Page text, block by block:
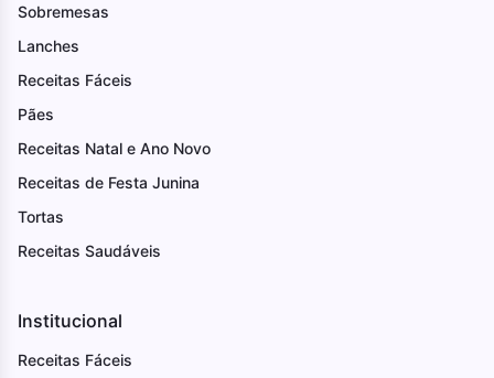
Sobremesas
Lanches
Receitas Fáceis
Pães
Receitas Natal e Ano Novo
Receitas de Festa Junina
Tortas
Receitas Saudáveis
Institucional
Receitas Fáceis